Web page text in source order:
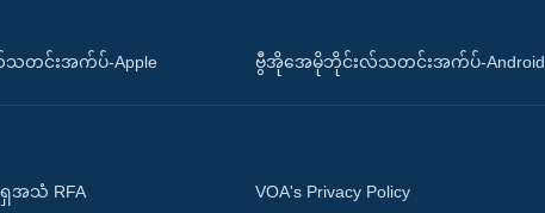
တင်းအက်ပ်-Apple ဗွီအိုအေမိုဘိုင်းလ်သတင်းအက်ပ်-Android
သံ RFA VOA's Privacy Policy